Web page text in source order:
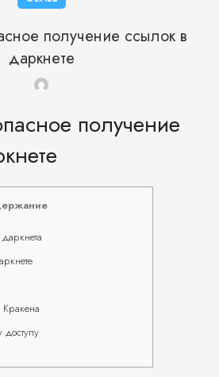
получение ссылок в
даркнете
получение
доступу